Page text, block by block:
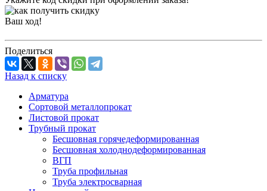
Ваш ход!
Поделиться
Назад к списку
Арматура
Сортовой металлопрокат
Листовой прокат
Трубный прокат
Бесшовная горячедеформированная
Бесшовная холоднодеформированная
ВГП
Труба профильная
Труба электросварная